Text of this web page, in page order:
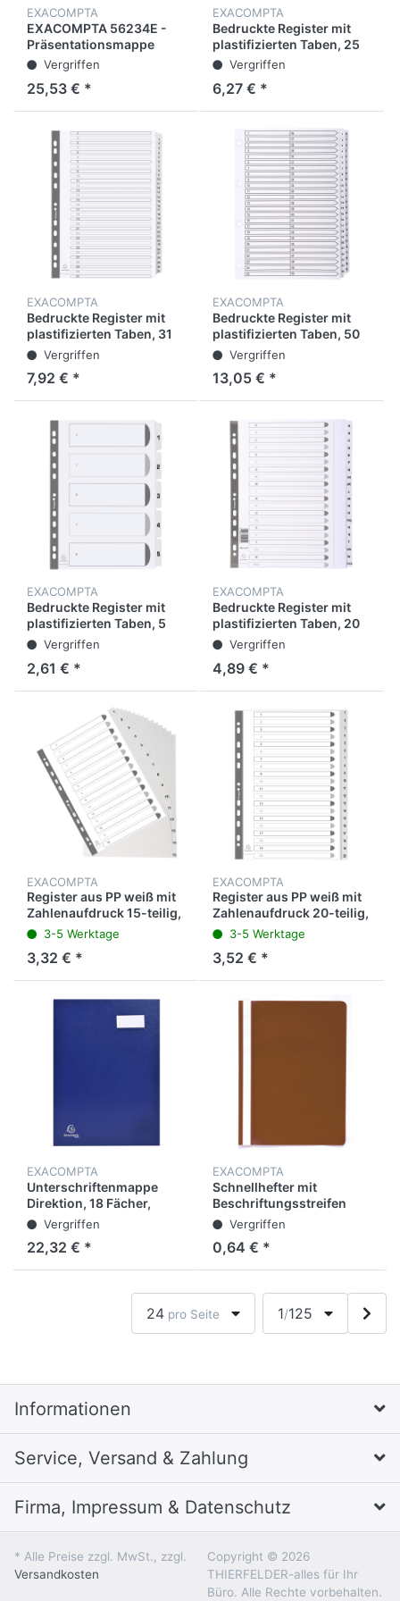
EXACOMPTA
EXACOMPTA 56234E -
Präsentationsmappe
ExaShow mit 4 Ringen,
aus PP, Rücken: 40 mm,
Exactive®, A4
Hochformat, Schwarz
Vergriffen
25,53 € *
EXACOMPTA
Bedruckte Register mit
plastifizierten Taben, 25
Taben von 1 bis 25, DIN
Vergriffen
6,27 € *
EXACOMPTA
Bedruckte Register mit
plastifizierten Taben, 31
Taben von 1 bis 31, DIN A4
Vergriffen
7,92 € *
EXACOMPTA
Bedruckte Register mit
plastifizierten Taben, 50
Taben von 1 bis 50, DIN
Vergriffen
13,05 € *
EXACOMPTA
Bedruckte Register mit
plastifizierten Taben, 5
Taben von 1 bis 5, DIN A4
Vergriffen
2,61 € *
EXACOMPTA
Bedruckte Register mit
plastifizierten Taben, 20
Taben von A bis Z, DIN A4
Vergriffen
4,89 € *
EXACOMPTA
Register aus PP weiß mit
Zahlenaufdruck 15-teilig,
für DIN A4
3-5 Werktage
3,32 € *
EXACOMPTA
Register aus PP weiß mit
Zahlenaufdruck 20-teilig,
für DIN A4
3-5 Werktage
3,52 € *
EXACOMPTA
Unterschriftenmappe
Direktion, 18 Fächer,
24x32cm
Vergriffen
22,32 € *
EXACOMPTA
Schnellhefter mit
Beschriftungsstreifen
aus PP, für Format DIN A4,
Vergriffen
0,64 € *
24 pro Seite 1/125
Informationen
Service, Versand & Zahlung
Firma, Impressum & Datenschutz
* Alle Preise zzgl. MwSt., zzgl.
Versandkosten
Copyright © 2026
THIERFELDER-alles für Ihr
Büro. Alle Rechte vorbehalten.